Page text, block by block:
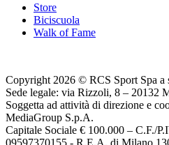
Store
Biciscuola
Walk of Fame
Copyright 2026 © RCS Sport Spa a
Sede legale: via Rizzoli, 8 – 20132
Soggetta ad attività di direzione e
MediaGroup S.p.A.
Capitale Sociale € 100.000 – C.F./
09597370155 - R.E.A. di Milano